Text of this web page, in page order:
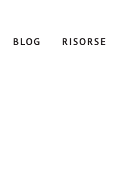
BLOG RISORSE